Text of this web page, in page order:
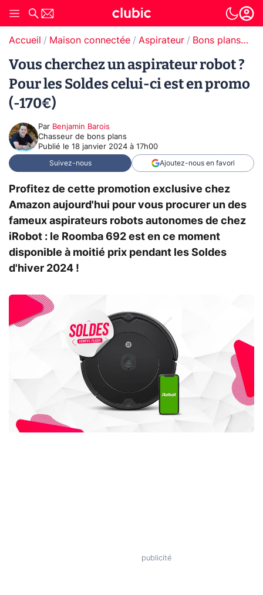
Accueil Maison connectée Aspirateur Bons plans Aspirateur
Vous cherchez un aspirateur robot ?
Pour les Soldes celui-ci est en promo
(-170€)
Par Benjamin Barois
Chasseur de bons plans
Publié le 18 janvier 2024 à 17h00
Suivez-nous Ajoutez-nous en favori
Profitez de cette promotion exclusive chez
Amazon aujourd'hui pour vous procurer un des
fameux aspirateurs robots autonomes de chez
iRobot : le Roomba 692 est en ce moment
disponible à moitié prix pendant les Soldes
d'hiver 2024 !